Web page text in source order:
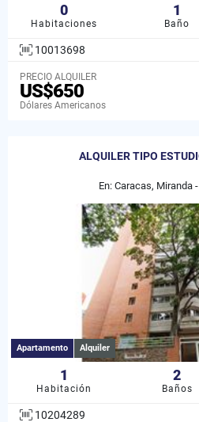
0
Habitaciones
1
Baño
10013698
PRECIO ALQUILER
US$650
Dólares Americanos
ALQUILER TIPO
En: Caracas, Miranda
Apartamento Alquiler
1
Habitación
2
Baños
10204289